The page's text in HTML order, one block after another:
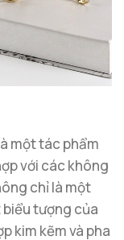
một tác phẩm
với các không
chỉ là một
tượng của
kim kẽm và pha